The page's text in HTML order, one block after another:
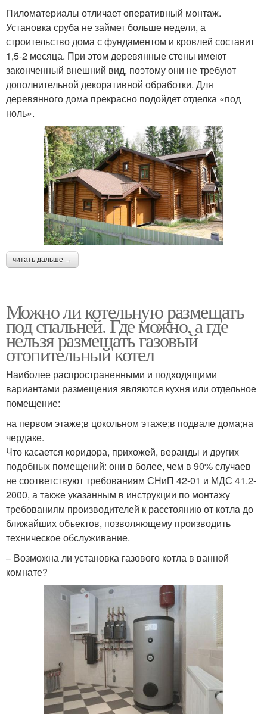
Пиломатериалы отличает оперативный монтаж.
Установка сруба не займет больше недели, а
строительство дома с фундаментом и кровлей составит
1,5-2 месяца. При этом деревянные стены имеют
законченный внешний вид, поэтому они не требуют
дополнительной декоративной обработки. Для
деревянного дома прекрасно подойдет отделка «под
ноль».
читать дальше →
Можно ли котельную размещать
под спальней. Где можно, а где
нельзя размещать газовый
отопительный котел
Наиболее распространенными и подходящими
вариантами размещения являются кухня или отдельное
помещение:
на первом этаже;в цокольном этаже;в подвале дома;на
чердаке.
Что касается коридора, прихожей, веранды и других
подобных помещений: они в более, чем в 90% случаев
не соответствуют требованиям СНиП 42-01 и МДС 41.2-
2000, а также указанным в инструкции по монтажу
требованиям производителей к расстоянию от котла до
ближайших объектов, позволяющему производить
техническое обслуживание.
– Возможна ли установка газового котла в ванной
комнате?